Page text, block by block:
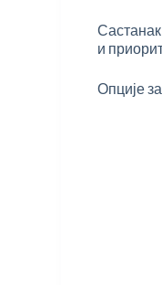
и
Опције